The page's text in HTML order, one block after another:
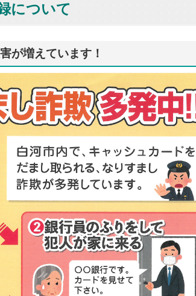
について
が増えています！